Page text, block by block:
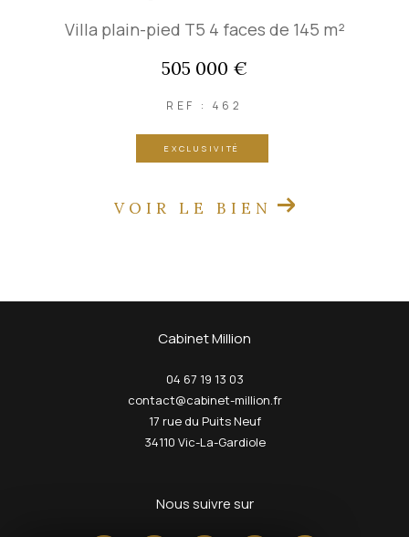
Villa plain-pied T5 4 faces de 145 m²
505 000 €
REF : 462
EXCLUSIVITÉ
VOIR LE BIEN
Cabinet Million
04 67 19 13 03
contact@cabinet-million.fr
17 rue du Puits Neuf
34110
Vic-La-Gardiole
nous suivre sur